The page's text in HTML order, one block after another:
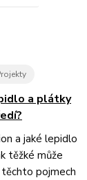
a plátky
a jaké lepidlo
těžké může
pojmech